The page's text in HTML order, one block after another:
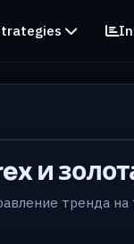
и
тренда